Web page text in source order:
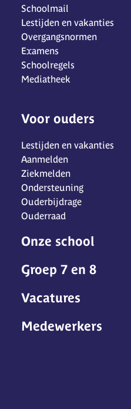
Schoolmail
Lestijden en vakanties
Overgangsnormen
Examens
Schoolregels
Mediatheek
Voor ouders
Lestijden en vakanties
Aanmelden
Ziekmelden
Ondersteuning
Ouderbijdrage
Ouderraad
Onze school
Groep 7 en 8
Vacatures
Medewerkers